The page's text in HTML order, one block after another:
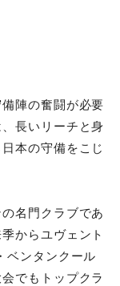
陣の奮闘が必要
長いリーチと身
本の守備をこじ
名門クラブであ
からユヴェント
ベンタンクール
でもトップクラ